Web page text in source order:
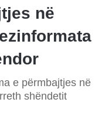
në
e përmbajtjes në
shëndetit